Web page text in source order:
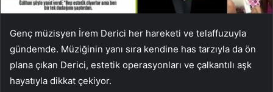
Genç müzisyen İrem Derici her hareketi ve telaffuzuyla
gündemde. Müziğinin yanı sıra kendine has tarzıyla da ön
plana çıkan Derici, estetik operasyonları ve çalkantılı aşk
hayatıyla dikkat çekiyor.